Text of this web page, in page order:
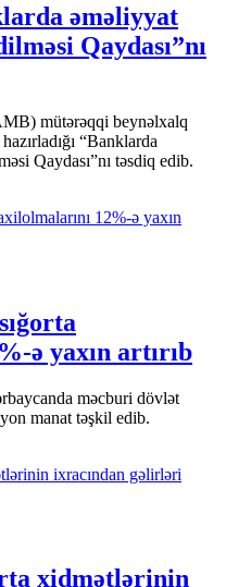
əməliyyat
Qaydası”nı
mütərəqqi beynəlxalq
“Banklarda
Qaydası”nı təsdiq edib.
ə yaxın artırıb
məcburi dövlət
manat təşkil edib.
xidmətlərinin